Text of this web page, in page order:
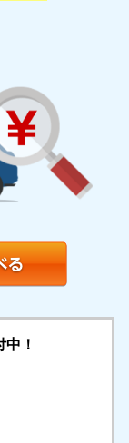
！